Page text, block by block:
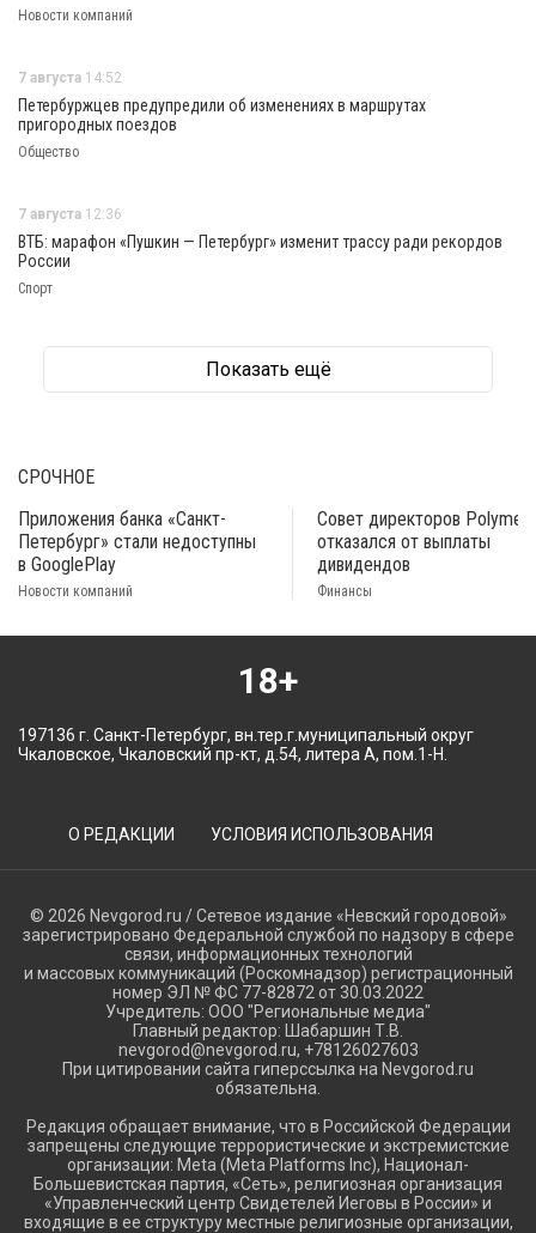
Новости компаний
7 августа 14:52
Петербуржцев предупредили об изменениях в маршрутах
пригородных поездов
Общество
7 августа 12:36
ВТБ: марафон «Пушкин — Петербург» изменит трассу ради рекордов
России
Спорт
Показать ещё
СРОЧНОЕ
Приложения банка «Санкт-
Петербург» стали недоступны
в GooglePlay
Новости компаний
Совет директоров
отказался от выплаты
дивидендов
Финансы
18+
197136 г. Санкт-Петербург, вн.тер.г.муниципальный округ
Чкаловское, Чкаловский пр-кт, д.54, литера А, пом.1-Н.
О РЕДАКЦИИ УСЛОВИЯ ИСПОЛЬЗОВАНИЯ
© 2026 Nevgorod.ru / Сетевое издание «Невский городовой»
зарегистрировано Федеральной службой по надзору в сфере
связи, информационных технологий
и массовых коммуникаций (Роскомнадзор) регистрационный
номер ЭЛ № ФС 77-82872 от 30.03.2022
Учредитель: ООО "Региональные медиа"
Главный редактор: Шабаршин Т.В.
nevgorod@nevgorod.ru, +78126027603
При цитировании сайта гиперссылка на Nevgorod.ru
обязательна.
Редакция обращает внимание, что в Российской Федерации
запрещены следующие террористические и экстремистские
организации: Meta (Meta Platforms Inc), Национал-
Большевистская партия, «Сеть», религиозная организация
«Управленческий центр Свидетелей Иеговы в России» и
входящие в ее структуру местные религиозные организации,